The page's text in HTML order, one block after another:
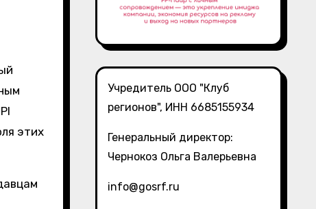
этих
Учредитель ООО "Клуб
регионов", ИНН 6685155934
Генеральный директор:
Чернокоз Ольга Валерьевна
info@gosrf.ru